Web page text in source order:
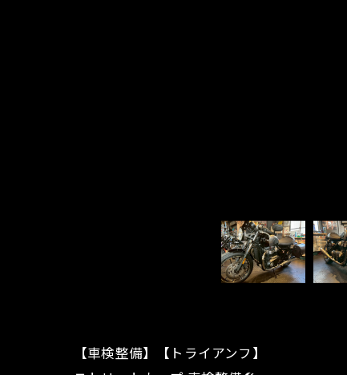
【車検整備】【トライアンフ】